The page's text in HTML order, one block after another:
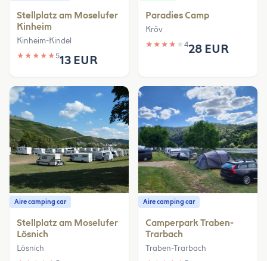
Stellplatz am Moselufer
Kinheim
Kinheim-Kindel
★ ★ ★ ★ ★513 EUR
Paradies Camp
Kröv
★ ★ ★ ★ ★ 428 EUR
Aire camping car
Stellplatz am Moselufer
Lösnich
Lösnich
Aire camping car
Camperpark Traben-
Trarbach
Traben-Trarbach